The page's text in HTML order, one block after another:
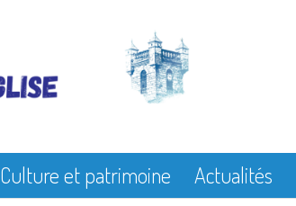
Culture et patrimoine Actualités